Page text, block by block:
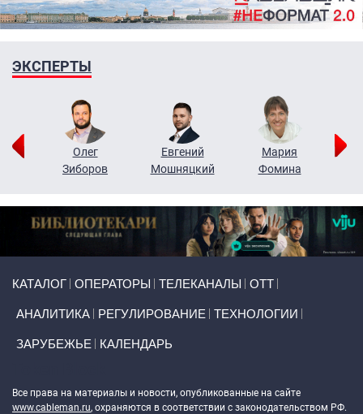
ЭКСПЕРТЫ
Олег
Зиборов
Евгений
Мошняцкий
Мария
Фомина
КАТАЛОГ ОПЕРАТОРЫ ТЕЛЕКАНАЛЫ ОТТ
АНАЛИТИКА РЕГУЛИРОВАНИЕ ТЕХНОЛОГИИ
ЗАРУБЕЖЬЕ КАЛЕНДАРЬ
Все права на материалы и новости, опубликованные на сайте
www.cableman.ru, охраняются в соответствии с законодательством РФ.